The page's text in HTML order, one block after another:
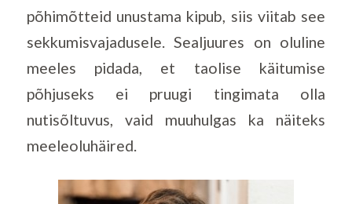
põhimõtteid unustama kipub, siis viitab see
sekkumisvajadusele. Sealjuures on oluline
meeles pidada, et taolise käitumise
põhjuseks ei pruugi tingimata olla
nutisõltuvus, vaid muuhulgas ka näiteks
meeleoluhäired.